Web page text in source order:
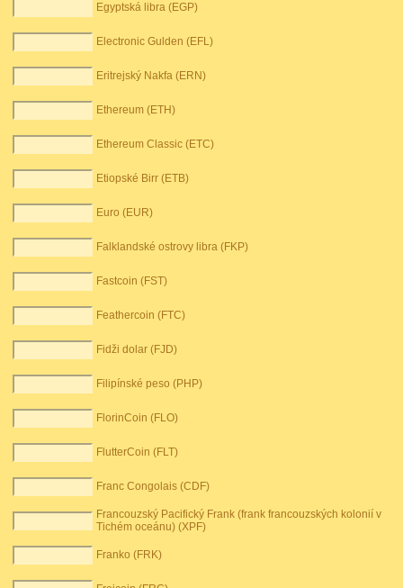
Egyptská libra (EGP)
Electronic Gulden (EFL)
Eritrejský Nakfa (ERN)
Ethereum (ETH)
Ethereum Classic (ETC)
Etiopské Birr (ETB)
Euro (EUR)
Falklandské ostrovy libra (FKP)
Fastcoin (FST)
Feathercoin (FTC)
Fidži dolar (FJD)
Filipínské peso (PHP)
FlorinCoin (FLO)
FlutterCoin (FLT)
Franc Congolais (CDF)
Francouzský Pacifický Frank (frank francouzských kolonií v
Tichém oceánu) (XPF)
Franko (FRK)